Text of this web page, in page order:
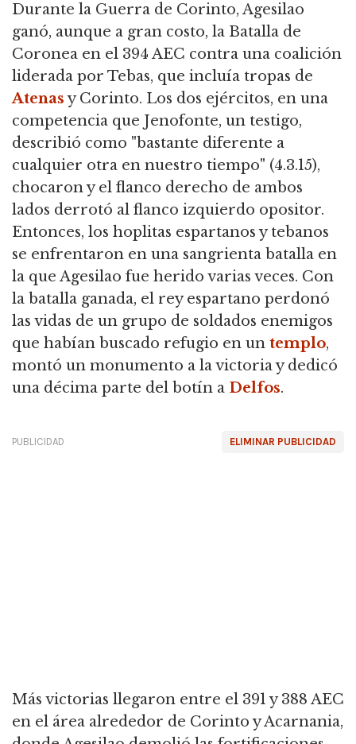
Durante la Guerra de Corinto, Agesilao
ganó, aunque a gran costo, la Batalla de
Coronea en el 394 AEC contra una coalición
liderada por Tebas, que incluía tropas de
Atenasy Corinto. Los dos ejércitos, en una
competencia que Jenofonte, un testigo,
describió como "bastante diferente a
cualquier otra en nuestro tiempo" (4.3.15),
chocaron y el flanco derecho de ambos
lados derrotó al flanco izquierdo opositor.
Entonces, los hoplitas espartanos y tebanos
se enfrentaron en una sangrienta batalla en
la que Agesilao fue herido varias veces. Con
la batalla ganada, el rey espartano perdonó
las vidas de un grupo de soldados enemigos
que habían buscado refugio en un templo,
montó un monumento a la victoria y dedicó
una décima parte del botín a Delfos.
ELIMINAR PUBLICIDAD
PUBLICIDAD
Más victorias llegaron entre el 391 y 388 AEC
en el área alrededor de Corinto y Acarnania,